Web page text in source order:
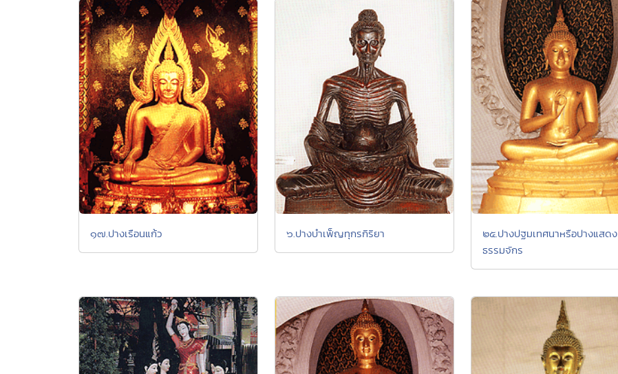
๑๗.ปางเรือนแก้ว ๖.ปางบำเพ็ญทุกรกิริยา
๒๕.ปางปฐมเทศนาหรือปางแสดง
ธรรมจักร